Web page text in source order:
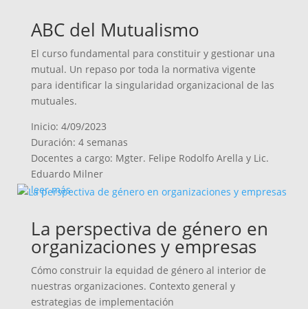
ABC del Mutualismo
El curso fundamental para constituir y gestionar una
mutual. Un repaso por toda la normativa vigente
para identificar la singularidad organizacional de las
mutuales.
Inicio: 4/09/2023
Duración: 4 semanas
Docentes a cargo: Mgter. Felipe Rodolfo Arella y Lic.
Eduardo Milner
leer más
La perspectiva de género en
organizaciones y empresas
Cómo construir la equidad de género al interior de
nuestras organizaciones. Contexto general y
estrategias de implementación